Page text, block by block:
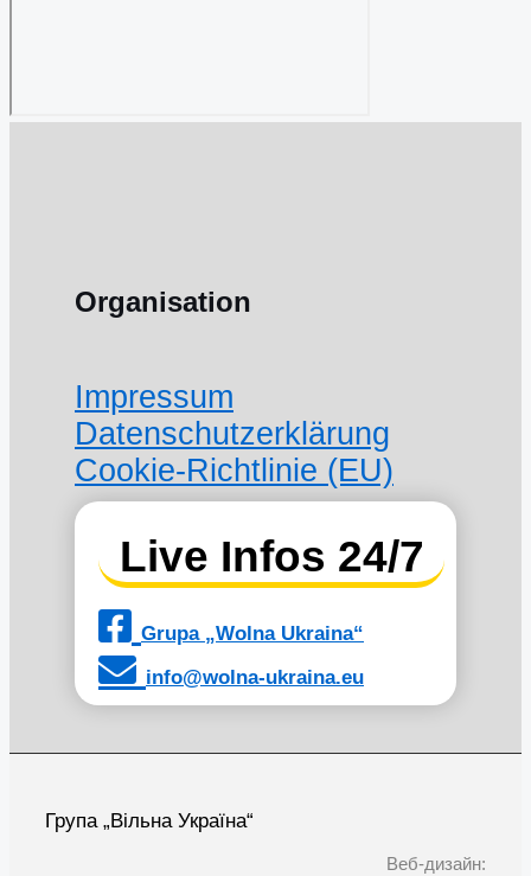
Organisation
Impressum
Datenschutzerklärung
Cookie-Richtlinie (EU)
Live Infos 24/7
Grupa „Wolna Ukraina“
info@wolna-ukraina.eu
Група „Вільна Україна“
Веб-дизайн: